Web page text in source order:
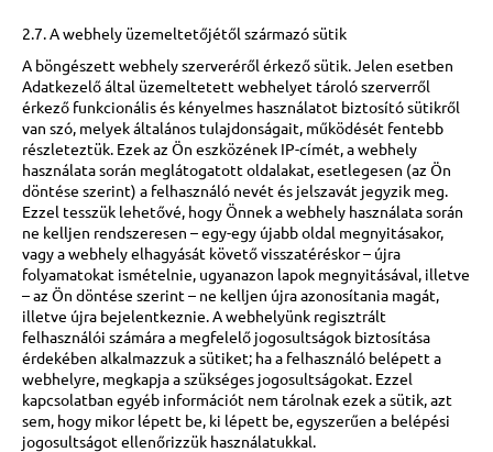
2.7. A webhely üzemeltetőjétől származó sütik
A böngészett webhely szerveréről érkező sütik. Jelen esetben
Adatkezelő által üzemeltetett webhelyet tároló szerverről
érkező funkcionális és kényelmes használatot biztosító sütikről
van szó, melyek általános tulajdonságait, működését fentebb
részleteztük. Ezek az Ön eszközének IP-címét, a webhely
használata során meglátogatott oldalakat, esetlegesen (az Ön
döntése szerint) a felhasználó nevét és jelszavát jegyzik meg.
Ezzel tesszük lehetővé, hogy Önnek a webhely használata során
ne kelljen rendszeresen – egy-egy újabb oldal megnyitásakor,
vagy a webhely elhagyását követő visszatéréskor – újra
folyamatokat ismételnie, ugyanazon lapok megnyitásával, illetve
– az Ön döntése szerint – ne kelljen újra azonosítania magát,
illetve újra bejelentkeznie. A webhelyünk regisztrált
felhasználói számára a megfelelő jogosultságok biztosítása
érdekében alkalmazzuk a sütiket; ha a felhasználó belépett a
webhelyre, megkapja a szükséges jogosultságokat. Ezzel
kapcsolatban egyéb információt nem tárolnak ezek a sütik, azt
sem, hogy mikor lépett be, ki lépett be, egyszerűen a belépési
jogosultságot ellenőrizzük használatukkal.